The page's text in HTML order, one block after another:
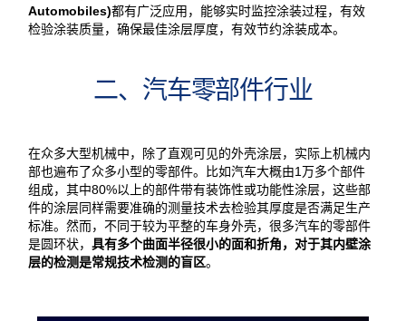
Automobiles)都有广泛应用，能够实时监控涂装过程，有效
检验涂装质量，确保最佳涂层厚度，有效节约涂装成本。
二、汽车零部件行业
在众多大型机械中，除了直观可见的外壳涂层，实际上机械内
部也遍布了众多小型的零部件。比如汽车大概由1万多个部件
组成，其中80%以上的部件带有装饰性或功能性涂层，这些部
件的涂层同样需要准确的测量技术去检验其厚度是否满足生产
标准。然而，不同于较为平整的车身外壳，很多汽车的零部件
是圆环状，具有多个曲面半径很小的面和折角，对于其内壁涂
层的检测是常规技术检测的盲区。